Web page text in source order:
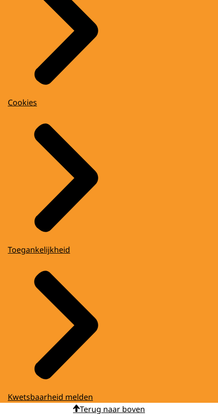
Cookies
Toegankelijkheid
Kwetsbaarheid melden
Terug naar boven